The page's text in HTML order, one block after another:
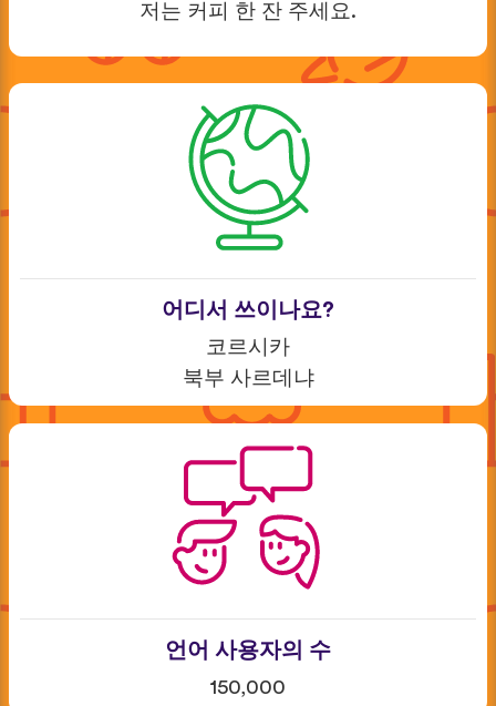
저는 커피 한 잔 주세요.
어디서 쓰이나요?
코르시카
북부 사르데냐
언어 사용자의 수
150,000